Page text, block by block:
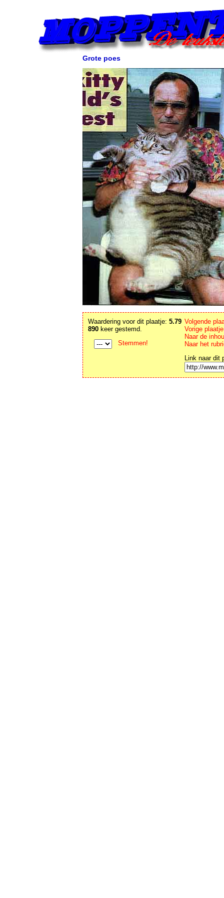
Grote poes
Waardering voor dit plaatje: 5.79
890 keer gestemd.
Stemmen!
Volgende
Vorige
Naar de
Naar het
Link naar dit